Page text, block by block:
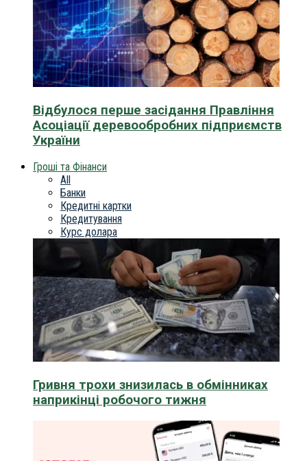
Відбулося перше засідання Правління
Асоціації деревообробних підприємств
України
Гроші та Фінанси
All
Банки
Кредитні картки
Кредитування
Курс долара
Гривня трохи знизилась в обмінниках
наприкінці робочого тижня